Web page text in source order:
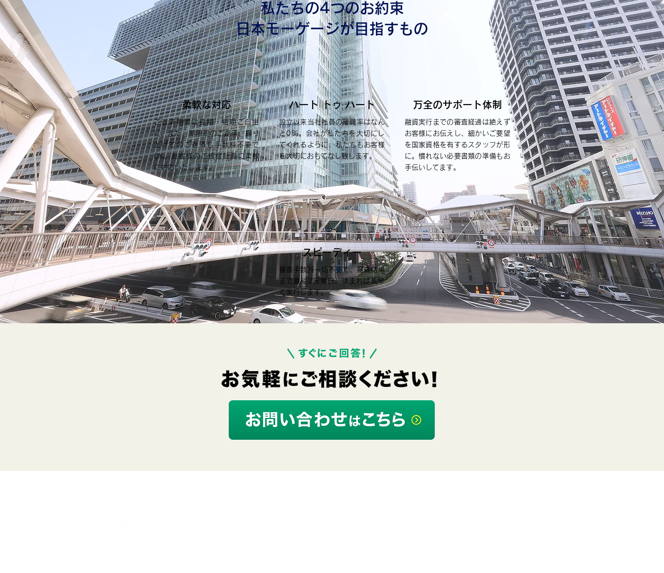
私たちの4つのお約束
日本モーゲージが目指すもの
柔軟な対応
ご返済期間は長期・短期ご自由
に。また、期限前のご返済、繰り
上げてのご返済も手数料不要で
OK。お客様のご資金計画に柔軟
に対応いたします。
ハート トゥ ハート
設立以来当社社員の離職率はなん
と0％。会社が私たちを大切にし
てくれるように、私たちもお客様
を大切におもてなし致します。
万全のサポート体制
融資実行までの審査経過は絶えず
お客様にお伝えし、細かいご要望
を国家資格を有するスタッフが形
に。慣れない必要書類の準備もお
手伝いしてます。
スピーディー
審査手数料一切不要で、審査結果
まで最短2営業日。決まれば素早
く実行します。